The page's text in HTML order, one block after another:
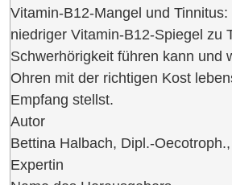
Vitamin-B12-Mangel und
niedriger Vitamin-B12-Spiegel zu
Schwerhörigkeit führen kann und
Ohren mit der richtigen Kost
Empfang stellst.
Autor
Bettina Halbach, Dipl.-
Expertin